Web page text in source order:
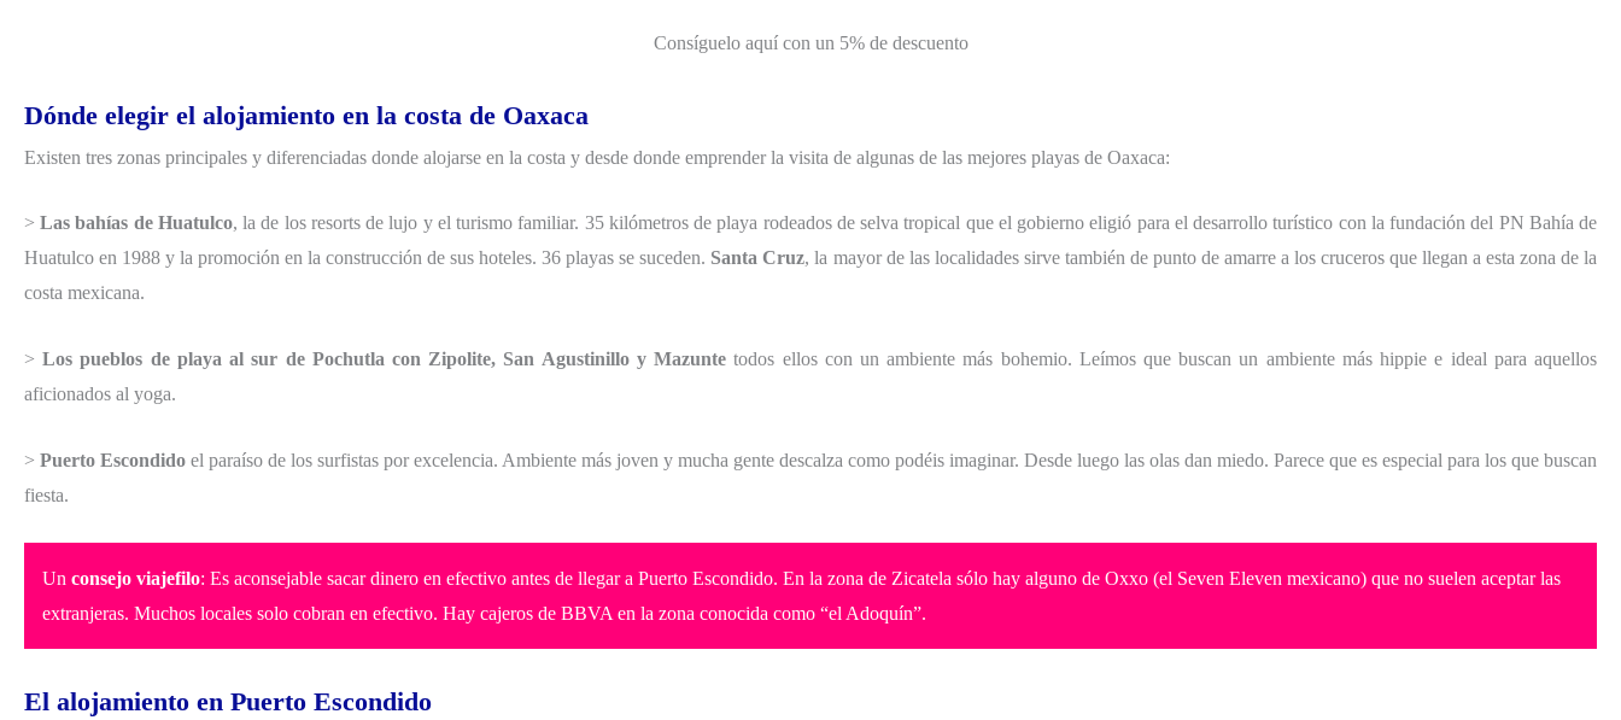
Consíguelo aquí con un 5% de descuento
Dónde elegir el alojamiento en la costa de Oaxaca
Existen tres zonas principales y diferenciadas donde alojarse en la costa y desde donde emprender la visita de algunas de las mejores playas de Oaxaca:
>Las bahías de Huatulco, la de los resorts de lujo y el turismo familiar. 35 kilómetros de playa rodeados de selva tropical que el gobierno eligió para el desarrollo turístico con la fundación del PN Bahía de
Huatulco en 1988 y la promoción en la construcción de sus hoteles. 36 playas se suceden. Santa Cruz, la mayor de las localidades sirve también de punto de amarre a los cruceros que llegan a esta zona de la
costa mexicana.
>Los pueblos de playa al sur de Pochutla con Zipolite, San Agustinillo y Mazunte todos ellos con un ambiente más bohemio. Leímos que buscan un ambiente más hippie e ideal para aquellos
aficionados al yoga.
> Puerto Escondido el paraíso de los surfistas por excelencia. Ambiente más joven y mucha gente descalza como podéis imaginar. Desde luego las olas dan miedo. Parece que es especial para los que buscan
fiesta.
Un consejo viajefilo: Es aconsejable sacar dinero en efectivo antes de llegar a Puerto Escondido. En la zona de Zicatela sólo hay alguno de Oxxo (el Seven Eleven mexicano) que no suelen aceptar las
extranjeras. Muchos locales solo cobran en efectivo. Hay cajeros de BBVA en la zona conocida como “el Adoquín”.
El alojamiento en Puerto Escondido